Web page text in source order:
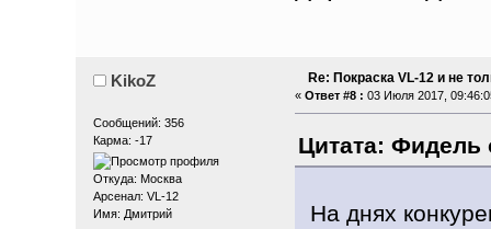
KikoZ
Сообщений: 356
Карма: -17
Откуда: Москва
Арсенал: VL-12
Имя: Дмитрий
Re: Покраска VL-12 и не
« Ответ #8 : 03 Июля 2017,
Цитата: Фидель
На днях